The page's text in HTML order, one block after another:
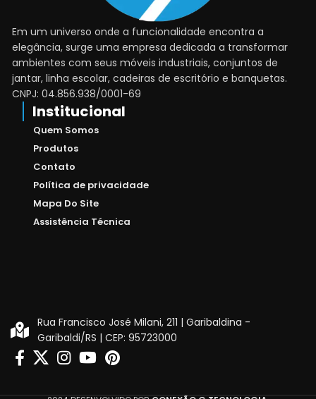
Em um universo onde a funcionalidade encontra a
elegância, surge uma empresa dedicada a transformar
ambientes com seus móveis industriais, conjuntos de
jantar, linha escolar, cadeiras de escritório e banquetas.
CNPJ: 04.856.938/0001-69
Institucional
Quem Somos
Produtos
Contato
Política de privacidade
Mapa Do Site
Assistência Técnica
Rua Francisco José Milani, 211 | Garibaldina -
Garibaldi/RS | CEP: 95723000